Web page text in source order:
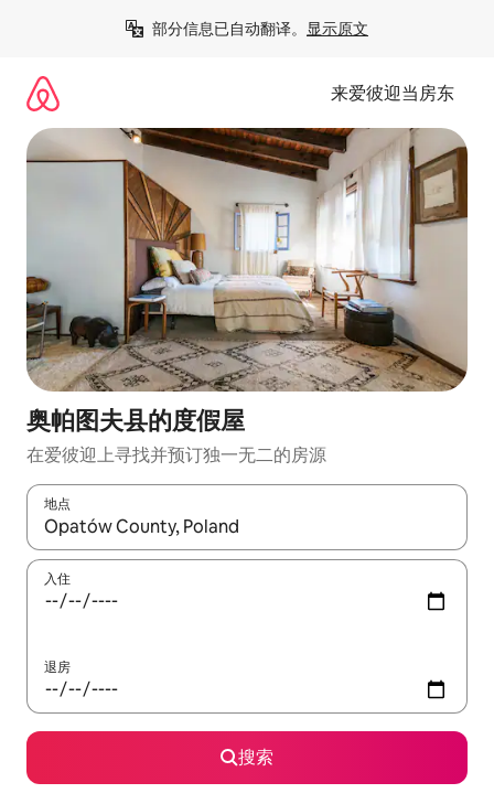
部分信息已自动翻译。 显示原文
来爱彼迎当房东
奥帕图夫县的度假屋
在爱彼迎上寻找并预订独一无二的房源
地点
如有搜索结果，请使用上下方向键查看，或通过点击或滑动手势
入住
退房
搜索